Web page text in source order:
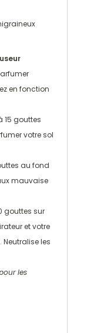
en fonction
15 gouttes
votre sol
au fond
mauvaise
gouttes sur
et votre
les
les